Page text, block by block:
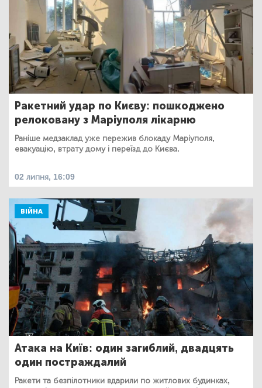
Ракетний удар по Києву: пошкоджено
релоковану з Маріуполя лікарню
Раніше медзаклад уже пережив блокаду Маріуполя,
евакуацію, втрату дому і переїзд до Києва.
02 липня, 16:09
ВІЙНА
Атака на Київ: один загиблий, двадцять
один постраждалий
Ракети та безпілотники вдарили по житлових будинках,